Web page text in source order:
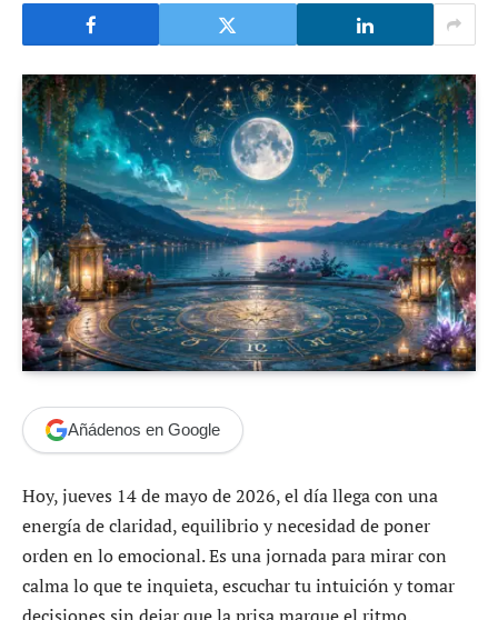
Añádenos en Google
Hoy, jueves 14 de mayo de 2026, el día llega con una
energía de claridad, equilibrio y necesidad de poner
orden en lo emocional. Es una jornada para mirar con
calma lo que te inquieta, escuchar tu intuición y tomar